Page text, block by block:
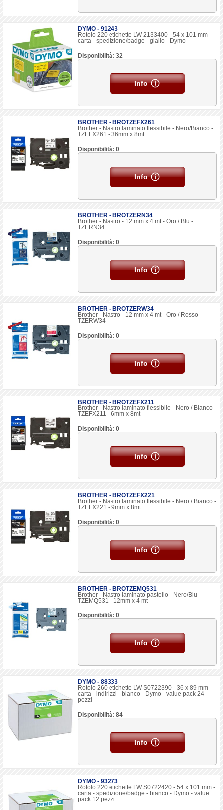
DYMO - 91243
Rotolo 220 etichette LW 2133400 - 54 x 101 mm -
carta - spedizione/badge - giallo - Dymo
Disponibilità: 32
Info
BROTHER - BROTZEFX261
Brother - Nastro laminato flessibile - Nero/Bianco -
TZEFX261 - 36mm x 8mt
Disponibilità: 0
Info
BROTHER - BROTZERN34
Brother - Nastro - 12 mm x 4 mt - Oro / Blu -
TZERN34
Disponibilità: 0
Info
BROTHER - BROTZERW34
Brother - Nastro - 12 mm x 4 mt - Oro / Rosso -
TZERW34
Disponibilità: 0
Info
BROTHER - BROTZEFX211
Brother - Nastro laminato flessibile - Nero / Bianco -
TZEFX211 - 6mm x 8mt
Disponibilità: 0
Info
BROTHER - BROTZEFX221
Brother - Nastro laminato flessibile - Nero / Bianco -
TZEFX221 - 9mm x 8mt
Disponibilità: 0
Info
BROTHER - BROTZEMQ531
Brother - Nastro laminato pastello - Nero/Blu -
TZEMQ531 - 12mm x 4 mt
Disponibilità: 0
Info
DYMO - 88333
Rotolo 260 etichette LW S0722390 - 36 x 89 mm -
carta - indirizzi - bianco - Dymo - value pack 24
pezzi
Disponibilità: 84
Info
DYMO - 93273
Rotolo 220 etichette LW S0722420 - 54 x 101 mm -
carta - spedizione/badge - bianco - Dymo - value
pack 12 pezzi